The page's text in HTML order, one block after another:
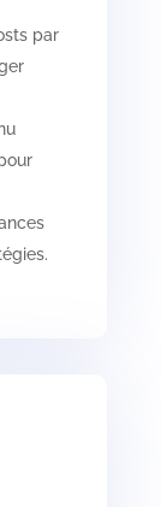
par